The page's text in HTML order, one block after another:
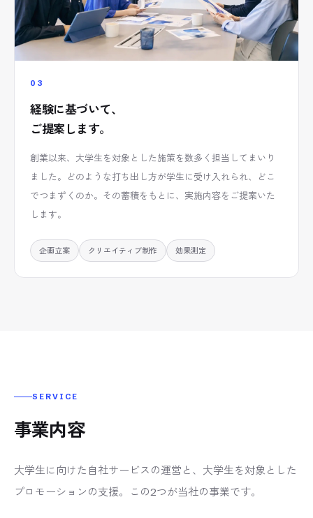
03
経験に基づいて、
ご提案します。
創業以来、大学生を対象とした施策を数多く担当してまいり
ました。どのような打ち出し方が学生に受け入れられ、どこ
でつまずくのか。その蓄積をもとに、実施内容をご提案いた
します。
企画立案 クリエイティブ制作 効果測定
SERVICE
事業内容
大学生に向けた自社サービスの運営と、大学生を対象とした
プロモーションの支援。この2つが当社の事業です。